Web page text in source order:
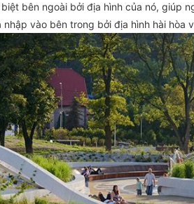
bên ngoài bởi địa hình của nó, giúp
nhập vào bên trong bởi địa hình hài hòa